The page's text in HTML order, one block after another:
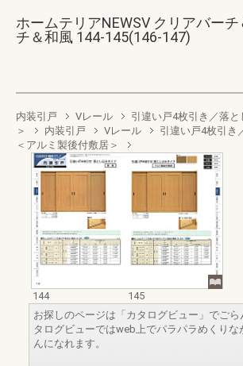
ホームテリアNEWSV クリアバー
チ＆和風 144-145(146-147)
内装引戸 Vレール
引違い戸4枚引き／落
＞
内装引戸 Vレール
引違い戸4枚引き
＜アルミ製後付敷居＞
144
145
お探しのページは「カタログビュー」でごら
タログビューではweb上でパラパラめくりな
んになれます。